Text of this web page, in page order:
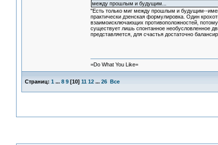
между прошлым и будущим...
"Есть только миг между прошлым и будущим--
практически дзенская формулировка. Один
взаимоисключающих противоположностей,
существует лишь спонтанное необусловленное
представляется, для счастья достаточно
=Do What You Like=
Страниц: 1 ... 8 9[10] 11 12 ... 26 Все